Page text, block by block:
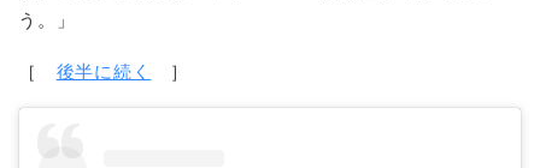
う。」
［ 後半に続く ］